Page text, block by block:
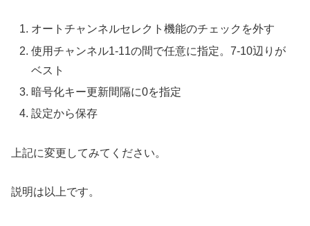
オートチャンネルセレクト機能のチェックを外す
使用チャンネル1-11の間で任意に指定。7-10辺りが
ベスト
暗号化キー更新間隔に0を指定
設定から保存
上記に変更してみてください。
説明は以上です。